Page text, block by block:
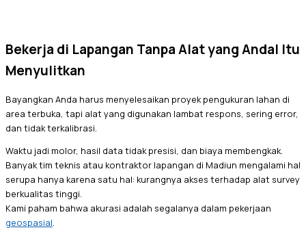
Bekerja di Lapangan Tanpa Alat yang Andal Itu
Menyulitkan
Bayangkan Anda harus menyelesaikan proyek pengukuran lahan di
area terbuka, tapi alat yang digunakan lambat respons, sering error,
dan tidak terkalibrasi.
Waktu jadi molor, hasil data tidak presisi, dan biaya membengkak.
Banyak tim teknis atau kontraktor lapangan di Madiun mengalami hal
serupa hanya karena satu hal: kurangnya akses terhadap alat survey
berkualitas tinggi.
Kami paham bahwa akurasi adalah segalanya dalam pekerjaan
geospasial.